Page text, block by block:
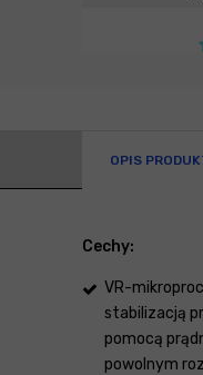
OPIS
Cechy:
VR-
stabilizacją
pomocą
powolnym